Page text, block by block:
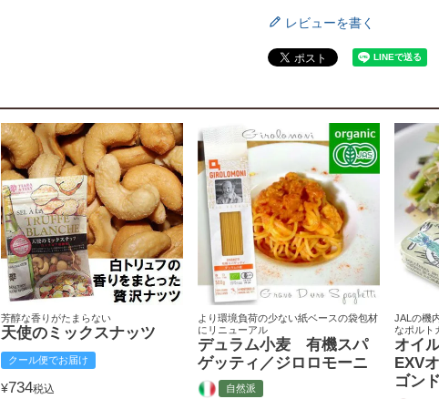
レビューを書く
芳醇な香りがたまらない
天使のミックスナッツ
クール便でお届け
¥734税込
より環境負荷の少ない紙ベースの袋包材
にリニューアル
デュラム小麦 有機スパ
ゲッティ／ジロロモーニ
自然派
JALの機
なポルト
オイ
EXV
ゴン